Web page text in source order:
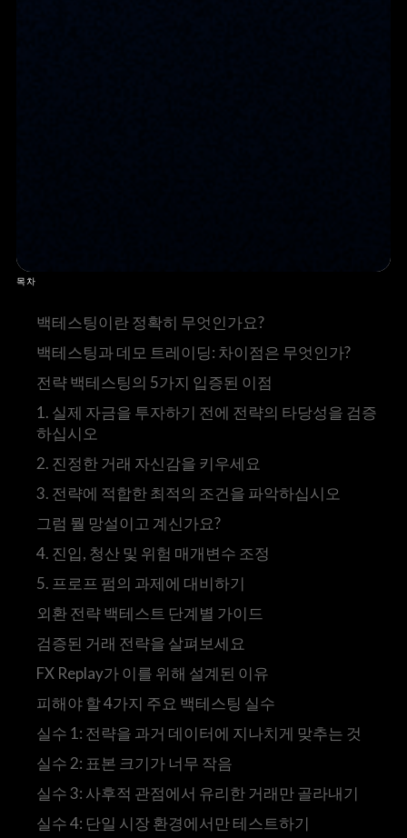
목차
백테스팅이란 정확히 무엇인가요?
백테스팅과 데모 트레이딩: 차이점은 무엇인가?
전략 백테스팅의 5가지 입증된 이점
1. 실제 자금을 투자하기 전에 전략의 타당성을 검증
하십시오
2. 진정한 거래 자신감을 키우세요
3. 전략에 적합한 최적의 조건을 파악하십시오
그럼 뭘 망설이고 계신가요?
4. 진입, 청산 및 위험 매개변수 조정
5. 프로프 펌의 과제에 대비하기
외환 전략 백테스트 단계별 가이드
검증된 거래 전략을 살펴보세요
FX Replay가 이를 위해 설계된 이유
피해야 할 4가지 주요 백테스팅 실수
실수 1: 전략을 과거 데이터에 지나치게 맞추는 것
실수 2: 표본 크기가 너무 작음
실수 3: 사후적 관점에서 유리한 거래만 골라내기
실수 4: 단일 시장 환경에서만 테스트하기